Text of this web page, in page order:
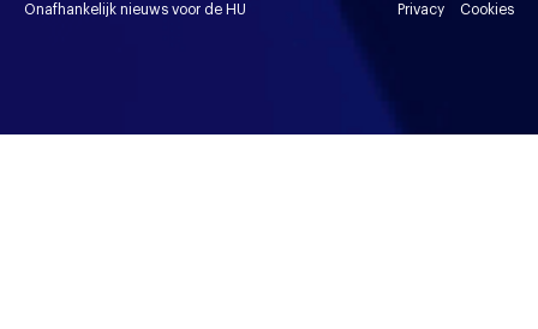
Onafhankelijk nieuws voor de HU Privacy Cookies